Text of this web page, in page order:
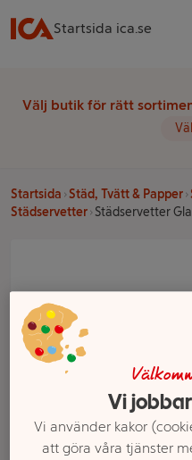
Startsida ica.se
Välj butik för rätt
Startsida Städ, Tvätt & Papper
Städservetter Städservetter
Vi
Vi använder kakor
att göra våra tjänster